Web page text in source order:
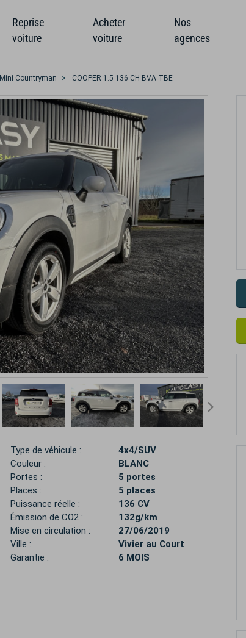
Reprise
voiture
Acheter
voiture
Nos
agences
Mini Countryman COOPER 1.5 136 CH BVA TBE
Type de véhicule :
4x4/SUV
Couleur :
BLANC
Portes :
5 portes
Places :
5 places
Puissance réelle :
136 CV
Émission de CO2 :
132g/km
Mise en circulation :
27/06/2019
Ville :
Vivier au Court
Garantie :
6 MOIS